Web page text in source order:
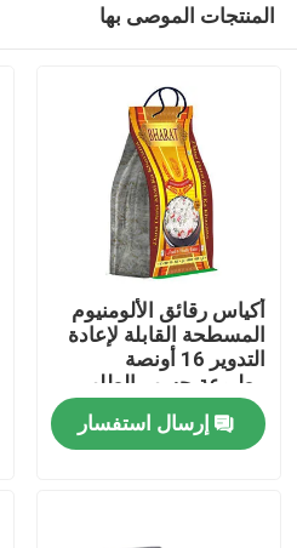
منزل
المنتجات
المنتجات الموصى بها
أكياس رقائق الألومنيوم
المسطحة القابلة لإعادة
التدوير 16 أونصة
مطبوعة حسب الطلب
إرسال استفسار